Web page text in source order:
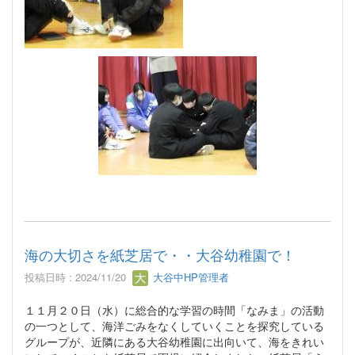
海の大切さを紙芝居で・・大谷幼稚園で！
投稿日時 : 2024/11/20 大谷中HP管理者
１１月２０日（水）に総合的な学習の時間「なみま」の活動
の一つとして、海洋ごみをなくしていくことを探究している
グループが、近隣にある大谷幼稚園に出向いて、海をきれい